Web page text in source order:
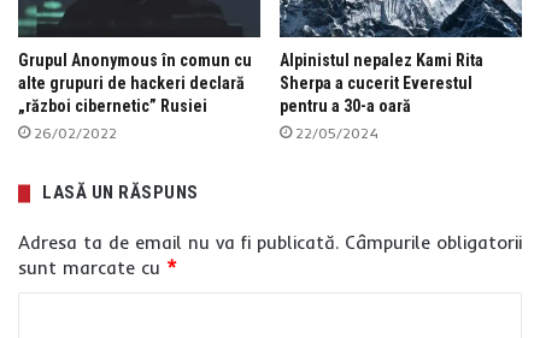
Grupul Anonymous în comun cu
alte grupuri de hackeri declară
„război cibernetic” Rusiei
26/02/2022
Alpinistul nepalez Kami Rita
Sherpa a cucerit Everestul
pentru a 30-a oară
22/05/2024
LASĂ UN RĂSPUNS
Adresa ta de email nu va fi publicată. Câmpurile obligatorii
sunt marcate cu *